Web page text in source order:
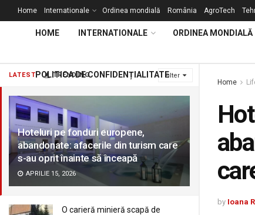
LATEST TRENDING Filter
Hoteluri pe fonduri europene,
abandonate: afacerile din turism care
s-au oprit înainte să înceapă
APRILIE 15, 2026
O carieră minieră scapă de
Home Internationale Ordinea mondială România AgroTech
HOME INTERNATIONALE ORDINEA MONDIALĂ
POLITICA DE CONFIDENȚIALITATE
Home
by Ioana